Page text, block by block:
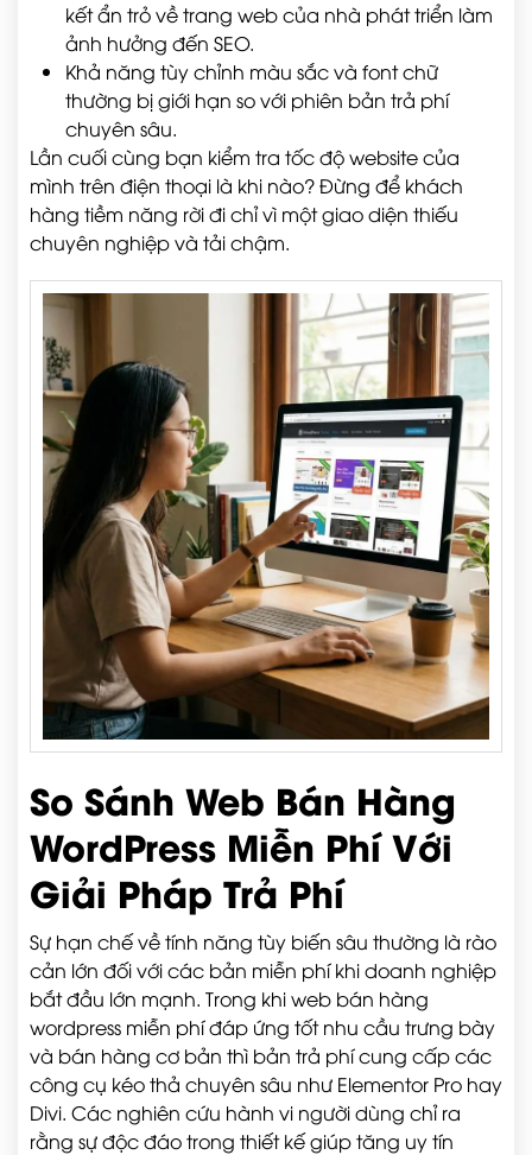
kết ẩn trỏ về trang web của nhà phát triển làm
ảnh hưởng đến SEO.
Khả năng tùy chỉnh màu sắc và font chữ
thường bị giới hạn so với phiên bản trả phí
chuyên sâu.
Lần cuối cùng bạn kiểm tra tốc độ website của
mình trên điện thoại là khi nào? Đừng để khách
hàng tiềm năng rời đi chỉ vì một giao diện thiếu
chuyên nghiệp và tải chậm.
So Sánh Web Bán Hàng
WordPress Miễn Phí Với
Giải Pháp Trả Phí
Sự hạn chế về tính năng tùy biến sâu thường là rào
cản lớn đối với các bản miễn phí khi doanh nghiệp
bắt đầu lớn mạnh. Trong khi web bán hàng
wordpress miễn phí đáp ứng tốt nhu cầu trưng bày
và bán hàng cơ bản thì bản trả phí cung cấp các
công cụ kéo thả chuyên sâu như Elementor Pro hay
Divi. Các nghiên cứu hành vi người dùng chỉ ra
rằng sự độc đáo trong thiết kế giúp tăng uy tín